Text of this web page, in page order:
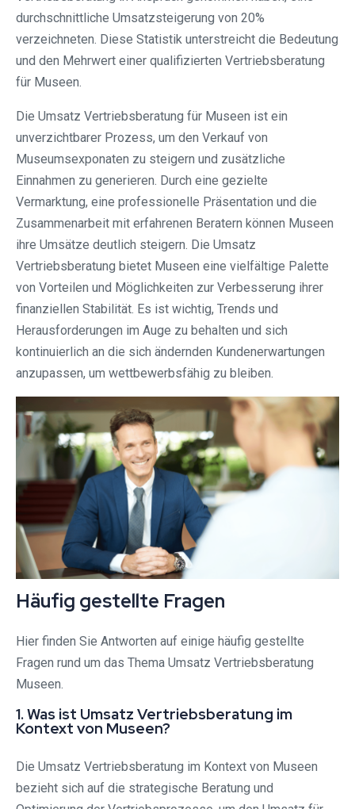
durchschnittliche Umsatzsteigerung von 20%
verzeichneten. Diese Statistik unterstreicht die Bedeutung
und den Mehrwert einer qualifizierten Vertriebsberatung
für Museen.
Die Umsatz Vertriebsberatung für Museen ist ein
unverzichtbarer Prozess, um den Verkauf von
Museumsexponaten zu steigern und zusätzliche
Einnahmen zu generieren. Durch eine gezielte
Vermarktung, eine professionelle Präsentation und die
Zusammenarbeit mit erfahrenen Beratern können Museen
ihre Umsätze deutlich steigern. Die Umsatz
Vertriebsberatung bietet Museen eine vielfältige Palette
von Vorteilen und Möglichkeiten zur Verbesserung ihrer
finanziellen Stabilität. Es ist wichtig, Trends und
Herausforderungen im Auge zu behalten und sich
kontinuierlich an die sich ändernden Kundenerwartungen
anzupassen, um wettbewerbsfähig zu bleiben.
Häufig gestellte Fragen
Hier finden Sie Antworten auf einige häufig gestellte
Fragen rund um das Thema Umsatz Vertriebsberatung
Museen.
1. Was ist Umsatz Vertriebsberatung im
Kontext von Museen?
Die Umsatz Vertriebsberatung im Kontext von Museen
bezieht sich auf die strategische Beratung und